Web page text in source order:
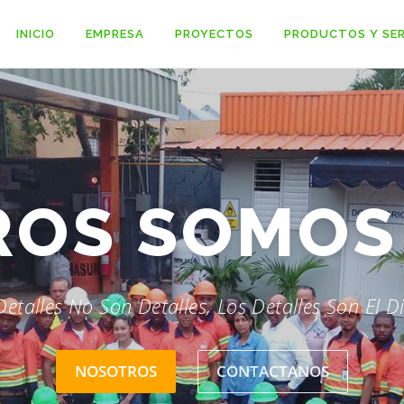
INICIO EMPRESA PROYECTOS PRODUCTOS Y
No Son Detalles, Los Detalles Son El
NOSOTROS CONTACTANOS